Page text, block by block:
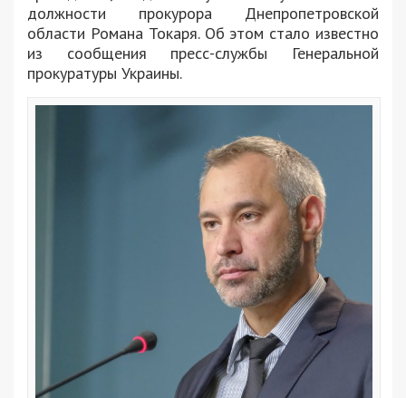
должности прокурора Днепропетровской
области Романа Токаря. Об этом стало известно
из сообщения пресс-службы Генеральной
прокуратуры Украины.